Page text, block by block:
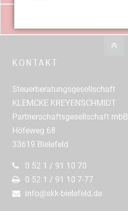
KONTAKT
Steuerberatungsgesellschaft
KLEMCKE KREYENSCHMIDT
Partnerschaftsgesellschaft mbB
Höfeweg 68
33619 Bielefeld
0 52 1 / 91 10 70
0 52 1 / 91 10 7-77
info@skk-bielefeld.de